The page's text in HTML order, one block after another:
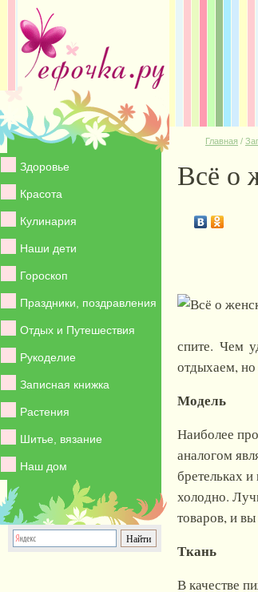
Здоровье
Красота
Кулинария
Наши дети
Гороскоп
Праздники, поздравления
Отдых и Путешествия
Рукоделие
Записная книжка
Растения
Шитье, вязание
Наш дом
Главная /
Всё о
спите. Чем
отдыхаем,
Модель
Наиболее
аналогом
бретельках
холодно.
товаров, и
Ткань
В качестве